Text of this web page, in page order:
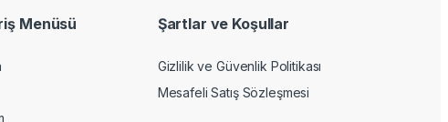
Menüsü Şartlar ve Koşullar
Gizlilik ve Güvenlik Politikası
Mesafeli Satış Sözleşmesi